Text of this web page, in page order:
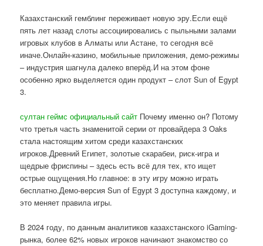
Казахстанский гемблинг переживает новую эру.Если ещё
пять лет назад слоты ассоциировались с пыльными залами
игровых клубов в Алматы или Астане, то сегодня всё
иначе.Онлайн-казино, мобильные приложения, демо-режимы
– индустрия шагнула далеко вперёд.И на этом фоне
особенно ярко выделяется один продукт – слот Sun of Egypt
3.
султан геймс официальный сайт Почему именно он? Потому
что третья часть знаменитой серии от провайдера 3 Oaks
стала настоящим хитом среди казахстанских
игроков.Древний Египет, золотые скарабеи, риск-игра и
щедрые фриспины – здесь есть всё для тех, кто ищет
острые ощущения.Но главное: в эту игру можно играть
бесплатно.Демо-версия Sun of Egypt 3 доступна каждому, и
это меняет правила игры.
В 2024 году, по данным аналитиков казахстанского iGaming-
рынка, более 62% новых игроков начинают знакомство со